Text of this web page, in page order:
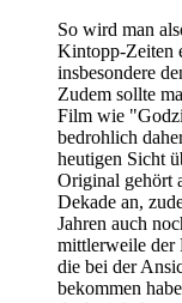
So wird man
Kintopp-Zeiten
insbesondere
Zudem sollte
Film wie
bedrohlich
heutigen Sicht
Original gehört
Dekade an,
Jahren auch
mittlerweile der
die bei der
bekommen